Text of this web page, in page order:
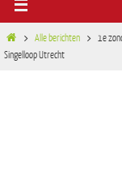
Alle berichten
1e
Singelloop Utrecht